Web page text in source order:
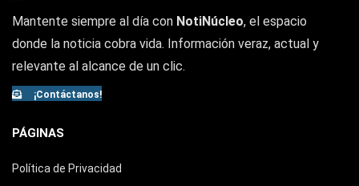
Mantente siempre al día con NotiNúcleo, el espacio
donde la noticia cobra vida. Información veraz, actual y
relevante al alcance de un clic.
¡Contáctanos!
PÁGINAS
Política de Privacidad